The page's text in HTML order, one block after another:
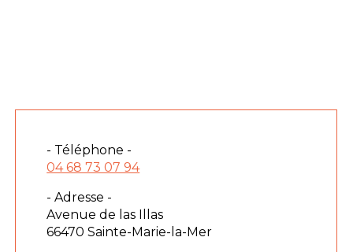
- Téléphone -
04 68 73 07 94
- Adresse -
Avenue de las Illas
66470 Sainte-Marie-la-Mer